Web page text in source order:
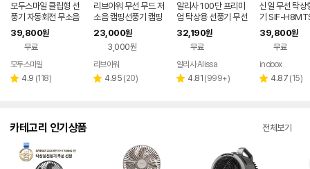
모두스마일 클립형 선
풍기 자동회전 무소음
집게형 책상용
39,800원
무료
모두스마일
별 4.9 리
(118)
리브아워 무선 무드 저
소음 캠핑선풍기 캠핑
써큘레이터
23,000원
3,000원
페이
리브아워
별 4.95 리
(20)
알리사 100단 프리미
엄 탁상용 선풍기 무선
무소음 책상 사무실 데
스크 캠핑 소형 USB
32,190원
무료
알리사 Alissa
별 4.81 리
(999+)
신일 무선 탁상
기 SIF-
LDC 20cm 망
이식 휴대용 캠
39,800원
무료
페이
inobox
별 4.87 리
(15)
카테고리 인기상품 전체보기